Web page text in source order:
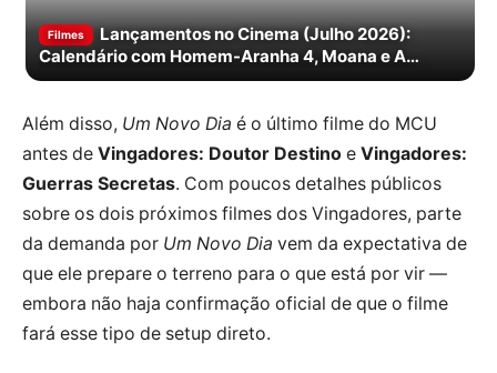
Filmes
Lançamentos no Cinema (Julho 2026):
Calendário com Homem-Aranha 4, Moana e A
Odisseia
Além disso, Um Novo Dia é o último filme do MCU
antes de Vingadores: Doutor Destino e Vingadores:
Guerras Secretas. Com poucos detalhes públicos
sobre os dois próximos filmes dos Vingadores, parte
da demanda por Um Novo Dia vem da expectativa de
que ele prepare o terreno para o que está por vir —
embora não haja confirmação oficial de que o filme
fará esse tipo de setup direto.